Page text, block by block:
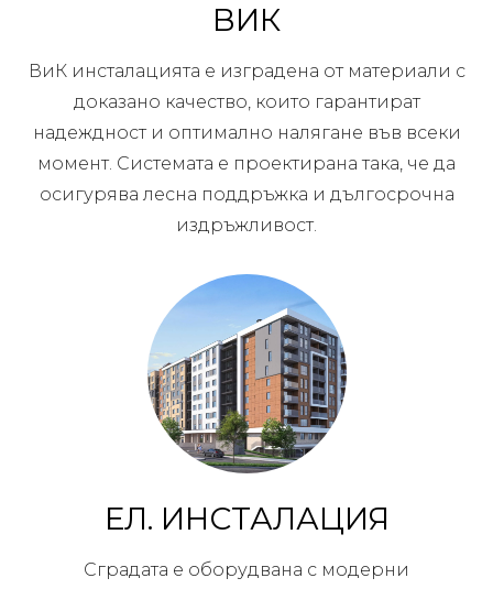
ВИК
ВиК инсталацията е изградена от материали с
доказано качество, които гарантират
надеждност и оптимално налягане във всеки
момент. Системата е проектирана така, че да
осигурява лесна поддръжка и дългосрочна
издръжливост.
ЕЛ. ИНСТАЛАЦИЯ
Сградата е оборудвана с модерни